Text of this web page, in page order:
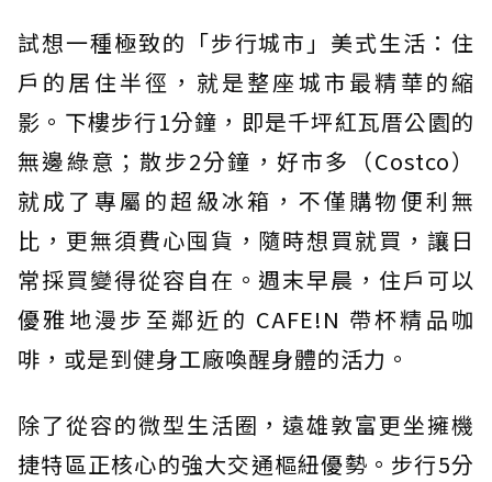
試想一種極致的「步行城市」美式生活：住
戶的居住半徑，就是整座城市最精華的縮
影。下樓步行1分鐘，即是千坪紅瓦厝公園的
無邊綠意；散步2分鐘，好市多（Costco）
就成了專屬的超級冰箱，不僅購物便利無
比，更無須費心囤貨，隨時想買就買，讓日
常採買變得從容自在。週末早晨，住戶可以
優雅地漫步至鄰近的 CAFE!N 帶杯精品咖
啡，或是到健身工廠喚醒身體的活力。
除了從容的微型生活圈，遠雄敦富更坐擁機
捷特區正核心的強大交通樞紐優勢。步行5分